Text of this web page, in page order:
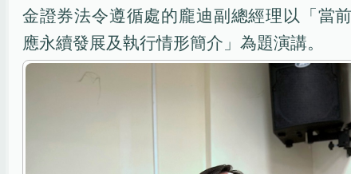
金證券法令遵循處的龐迪副總經理以「當
應永續發展及執行情形簡介」為題演講。